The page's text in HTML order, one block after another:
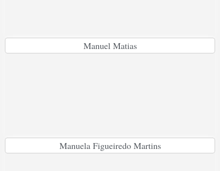
Manuel Matias
Manuela Figueiredo Martins